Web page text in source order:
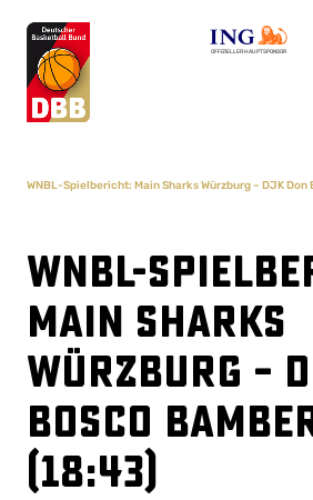
OFFIZIELLER HAUPTSPONSOR
WNBL-Spielbericht: Main Sharks Würzburg – DJK
WNBL-
Main Sharks
Würzburg –
Bosco
(18:43)